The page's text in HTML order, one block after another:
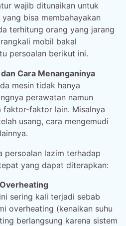
wajib ditunaikan untuk
bisa membahayakan
terhitung orang yang jarang
mobil bakal
persoalan berikut ini.
Cara Menanganinya
mesin tidak hanya
perawatan namun
faktor-faktor lain. Misalnya
usang, cara mengemudi
persoalan lazim terhadap
yang dapat diterapkan:
sering kali terjadi sebab
overheating (kenaikan suhu
berlangsung karena sistem